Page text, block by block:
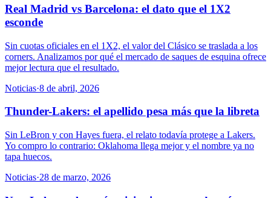
Real Madrid vs Barcelona: el dato que el 1X2
esconde
Sin cuotas oficiales en el 1X2, el valor del Clásico se traslada a los
corners. Analizamos por qué el mercado de saques de esquina ofrece
mejor lectura que el resultado.
Noticias·8 de abril, 2026
Thunder-Lakers: el apellido pesa más que la libreta
Sin LeBron y con Hayes fuera, el relato todavía protege a Lakers.
Yo compro lo contrario: Oklahoma llega mejor y el nombre ya no
tapa huecos.
Noticias·28 de marzo, 2026